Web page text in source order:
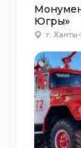
Югры»
г.